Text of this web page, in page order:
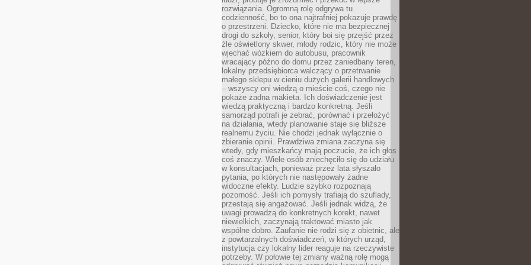
rozwiązania. Ogromną rolę odgrywa tu
codzienność, bo to ona najtrafniej pokazuje prawdę
o przestrzeni. Dziecko, które nie ma bezpiecznej
drogi do szkoły, senior, który boi się przejść przez
źle oświetlony skwer, młody rodzic, który nie może
wjechać wózkiem do autobusu, pracownik
wracający późno do domu przez zaniedbany teren,
lokalny przedsiębiorca walczący o przetrwanie
małego sklepu w cieniu dużych galerii handlowych
– wszyscy oni wiedzą o mieście coś, czego nie
pokaże żadna makieta. Ich doświadczenie jest
wiedzą praktyczną i bardzo konkretną. Jeśli
samorząd potrafi je zebrać, porównać i przełożyć
na działania, wtedy planowanie staje się bliższe
realnemu życiu. Nie chodzi jednak wyłącznie o
zbieranie opinii. Prawdziwa zmiana zaczyna się
wtedy, gdy mieszkańcy mają poczucie, że ich głos
coś znaczy. Wiele osób zniechęciło się do udziału
w konsultacjach, ponieważ przez lata słyszało
pytania, po których nie następowały żadne
widoczne efekty. Ludzie szybko rozpoznają
pozorność. Jeśli ich pomysły trafiają do szuflady,
przestają się angażować. Jeśli jednak widzą, że
uwagi prowadzą do konkretnych korekt, nawet
niewielkich, zaczynają traktować miasto jak
wspólne dobro. Zaufanie nie rodzi się z obietnic, ale
z powtarzalnych doświadczeń, w których urząd,
instytucja czy lokalny lider reaguje na rzeczywiste
potrzeby. W połowie tej zmiany ważną rolę mogą